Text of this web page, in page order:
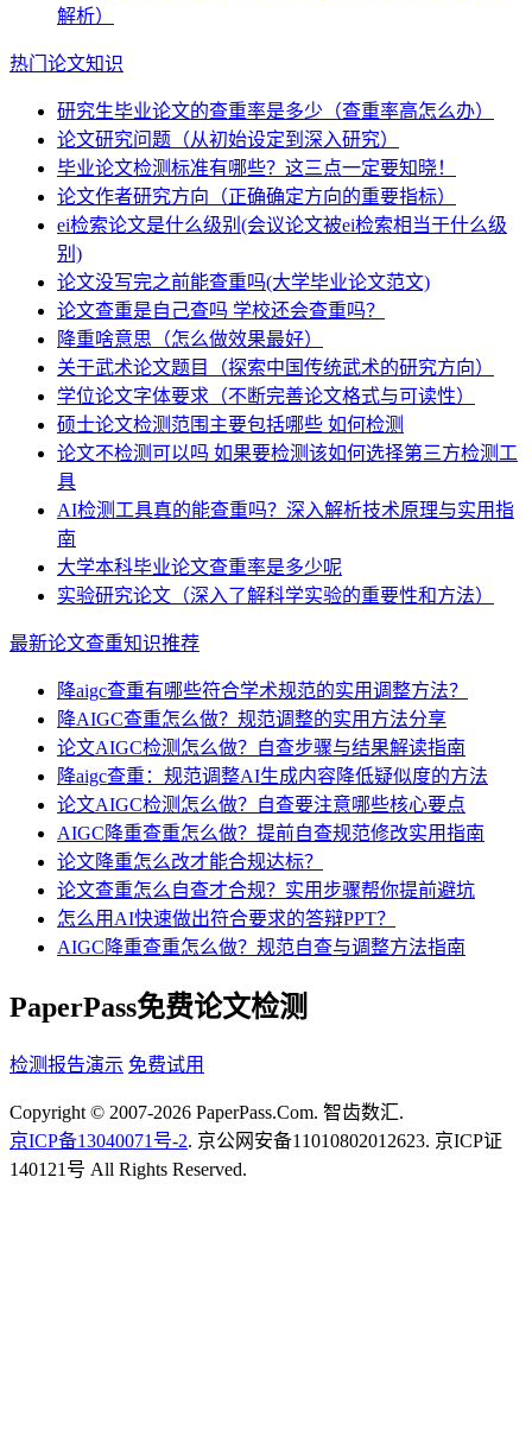
解析）
热门论文知识
研究生毕业论文的查重率是多少（查重率高怎么办）
论文研究问题（从初始设定到深入研究）
毕业论文检测标准有哪些？这三点一定要知晓！
论文作者研究方向（正确确定方向的重要指标）
ei检索论文是什么级别(会议论文被ei检索相当于什么级
别)
论文没写完之前能查重吗(大学毕业论文范文)
论文查重是自己查吗 学校还会查重吗？
降重啥意思（怎么做效果最好）
关于武术论文题目（探索中国传统武术的研究方向）
学位论文字体要求（不断完善论文格式与可读性）
硕士论文检测范围主要包括哪些 如何检测
论文不检测可以吗 如果要检测该如何选择第三方检测工
具
AI检测工具真的能查重吗？深入解析技术原理与实用指
南
大学本科毕业论文查重率是多少呢
实验研究论文（深入了解科学实验的重要性和方法）
最新论文查重知识推荐
降aigc查重有哪些符合学术规范的实用调整方法？
降AIGC查重怎么做？规范调整的实用方法分享
论文AIGC检测怎么做？自查步骤与结果解读指南
降aigc查重：规范调整AI生成内容降低疑似度的方法
论文AIGC检测怎么做？自查要注意哪些核心要点
AIGC降重查重怎么做？提前自查规范修改实用指南
论文降重怎么改才能合规达标？
论文查重怎么自查才合规？实用步骤帮你提前避坑
怎么用AI快速做出符合要求的答辩PPT？
AIGC降重查重怎么做？规范自查与调整方法指南
PaperPass免费论文检测
检测报告演示 免费试用
Copyright © 2007-2026 PaperPass.Com. 智齿数汇.
京ICP备13040071号-2. 京公网安备11010802012623. 京ICP证
140121号 All Rights Reserved.